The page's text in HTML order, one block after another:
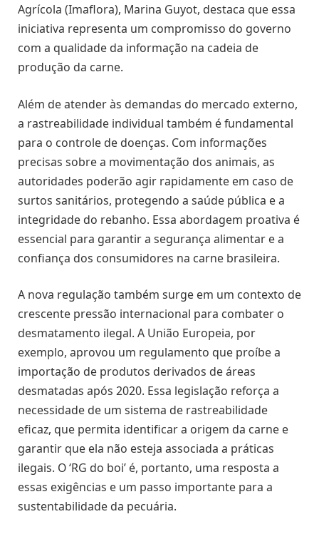
Agrícola (Imaflora), Marina Guyot, destaca que essa
iniciativa representa um compromisso do governo
com a qualidade da informação na cadeia de
produção da carne.
Além de atender às demandas do mercado externo,
a rastreabilidade individual também é fundamental
para o controle de doenças. Com informações
precisas sobre a movimentação dos animais, as
autoridades poderão agir rapidamente em caso de
surtos sanitários, protegendo a saúde pública e a
integridade do rebanho. Essa abordagem proativa é
essencial para garantir a segurança alimentar e a
confiança dos consumidores na carne brasileira.
A nova regulação também surge em um contexto de
crescente pressão internacional para combater o
desmatamento ilegal. A União Europeia, por
exemplo, aprovou um regulamento que proíbe a
importação de produtos derivados de áreas
desmatadas após 2020. Essa legislação reforça a
necessidade de um sistema de rastreabilidade
eficaz, que permita identificar a origem da carne e
garantir que ela não esteja associada a práticas
ilegais. O ‘RG do boi’ é, portanto, uma resposta a
essas exigências e um passo importante para a
sustentabilidade da pecuária.